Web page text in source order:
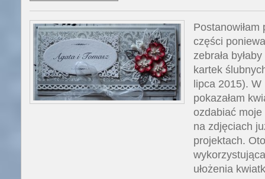
części
zebrała
kartek
lipca 2015).
pokazałam
ozdabiać
na zdjęciach
projektach.
ułożenia